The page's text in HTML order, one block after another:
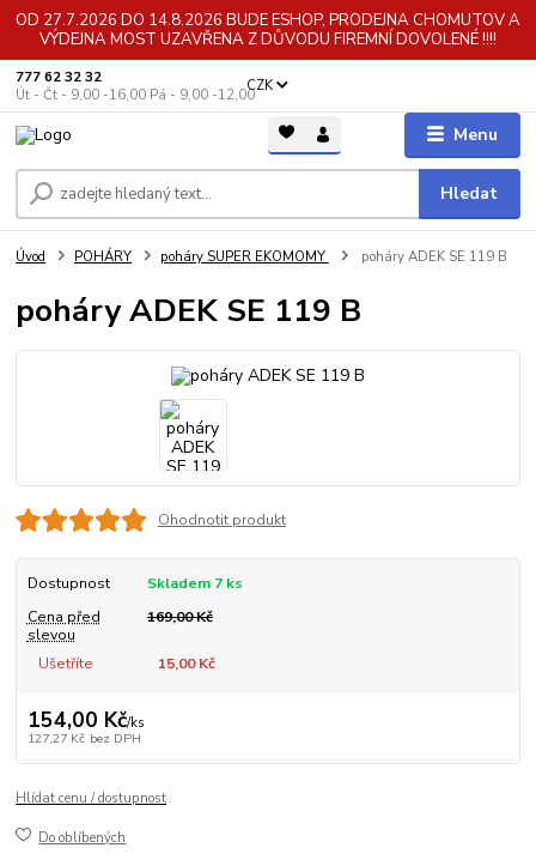
OD 27.7.2026 DO 14.8.2026 BUDE ESHOP, PRODEJNA CHOMUTOV A
VÝDEJNA MOST UZAVŘENA Z DŮVODU FIREMNÍ DOVOLENÉ !!!!
Menu
CZK
Hledat
777 62 32 32
Út - Čt - 9,00 -16,00 Pá - 9,00 -12,00
Úvod POHÁRY poháry SUPER EKOMOMY poháry ADEK SE 119 B
poháry ADEK SE 119 B
Ohodnotit produkt
Dostupnost
Skladem 7 ks
Cena před
slevou
169,00 Kč
Ušetříte 15,00 Kč
154,00 Kč/ks
127,27 Kč bez DPH
Hlídat cenu / dostupnost
Do oblíbených